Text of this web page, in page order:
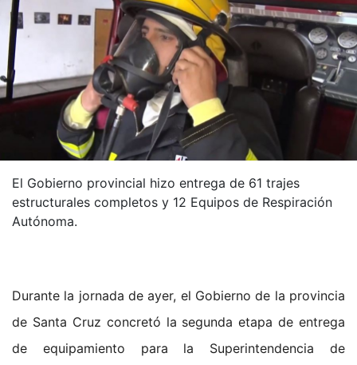
El Gobierno provincial hizo entrega de 61 trajes
estructurales completos y 12 Equipos de Respiración
Autónoma.
Durante la jornada de ayer, el Gobierno de la provincia
de Santa Cruz concretó la segunda etapa de entrega
de equipamiento para la Superintendencia de